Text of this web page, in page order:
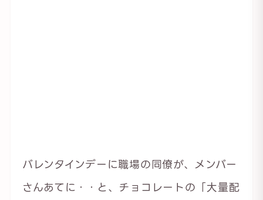
バレンタインデーに職場の同僚が、メンバー
さんあてに・・と、チョコレートの「大量配